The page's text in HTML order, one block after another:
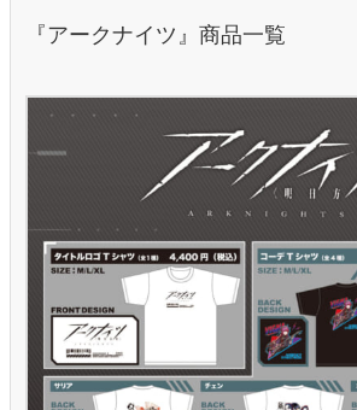
『アークナイツ』商品一覧